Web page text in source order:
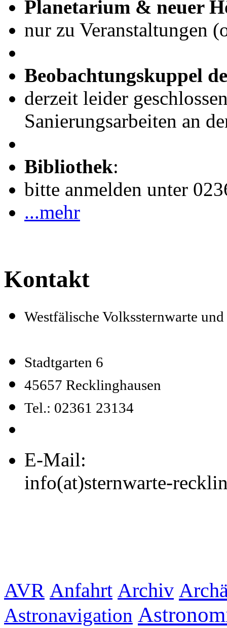
Planetarium & neuer
nur zu Veranstaltungen
Beobachtungskuppel
derzeit leider
Sanierungsarbeiten an
Bibliothek:
bitte anmelden unter
...mehr
Kontakt
Westfälische Volkssternwarte
Stadtgarten 6
45657 Recklinghausen
Tel.: 02361 23134
E-Mail:
info(at)sternwarte-
AVR Anfahrt Archiv
Astronavigation